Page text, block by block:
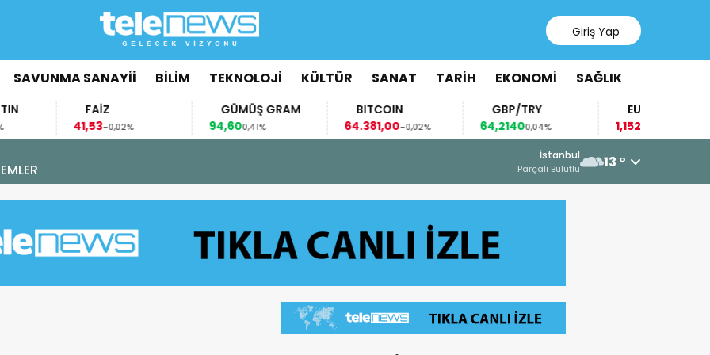
Giriş Yap
SAVUNMA SANAYİİ BİLİM TEKNOLOJİ KÜLTÜR SANAT TARİH EKONOMİ SAĞLIK
-0,02%
GÜMÜŞ GRAM
0,41%
BITCOIN
64.381,00-0,02%
GBP/TRY
64,21400,04%
EUR/USD
-0,03%
6 Ağustos 2026 - 15:12
AZERBAYCAN’DAN FİLİSTİN’E OKUL
İstanbul
Parçalı Bulutlu 13 °